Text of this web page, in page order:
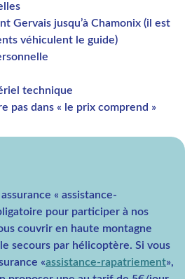
Gervais jusqu’à Chamonix (il est
véhiculent le guide)
technique
pas dans « le prix comprend »
« assistance-
pour participer à nos
couvrir en haute montagne
secours par hélicoptère. Si vous
«assistance-rapatriement»,